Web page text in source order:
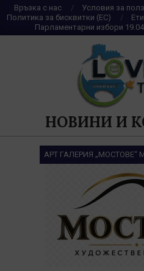
Skip
to
content
Връзка с нас Условия за
Политика за бисквитки (ЕС)
Парламентарни избори
НОВИНИ И
АРТ ГАЛЕРИЯ